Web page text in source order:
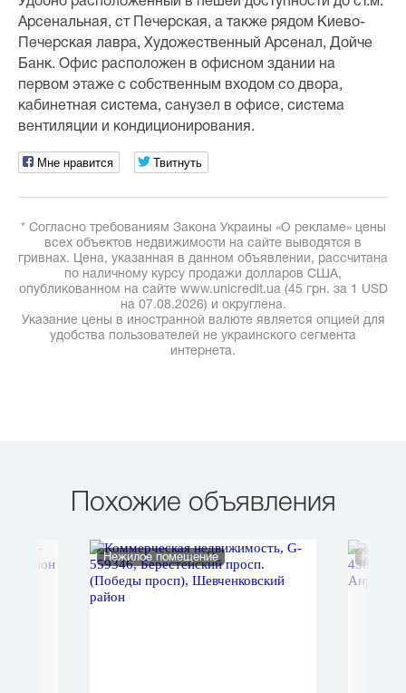
Арсенальная, ст Печерская, а также рядом Киево-
Печерская лавра, Художественный Арсенал, Дойче
Банк. Офис расположен в офисном здании на
первом этаже с собственным входом со двора,
кабинетная система, санузел в офисе, система
вентиляции и кондиционирования.
Мне нравится Твитнуть
* Согласно требованиям Закона Украины «О рекламе» цены
всех объектов недвижимости на сайте выводятся в
гривнах. Цена, указанная в данном объявлении, рассчитана
по наличному курсу продажи долларов США,
опубликованном на сайте www.unicredit.ua (45 грн. за 1 USD
на 07.08.2026) и округлена.
Указание цены в иностранной валюте является опцией для
удобства пользователей не украинского сегмента
интернета.
Похожие объявления
Нежилое помещение